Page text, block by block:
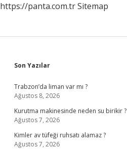
https://panta.com.trSitemap
Sidebar
Son Yazılar
Trabzon’da liman var mı ?
Ağustos 8, 2026
Kurutma makinesinde neden su birikir ?
Ağustos 7, 2026
Kimler av tüfeği ruhsatı alamaz ?
Ağustos 7, 2026